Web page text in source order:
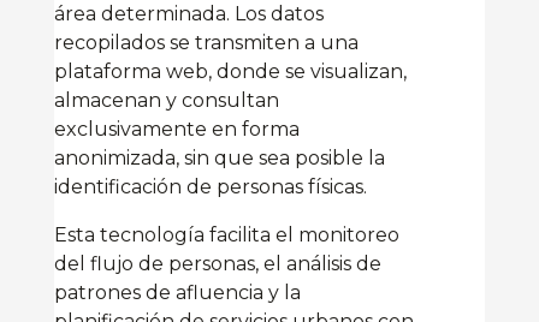
área determinada. Los datos
recopilados se transmiten a una
plataforma web, donde se visualizan,
almacenan y consultan
exclusivamente en forma
anonimizada, sin que sea posible la
identificación de personas físicas.
Esta tecnología facilita el monitoreo
del flujo de personas, el análisis de
patrones de afluencia y la